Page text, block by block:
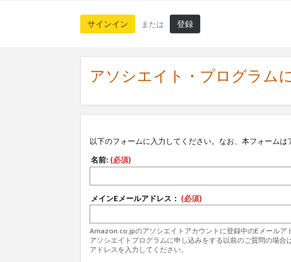
サインイン または 登録
アソシエイト・プログラム
以下のフォームに入力してください。なお、本フォーム
名前: (必須)
メインEメールアドレス： (必須)
Amazon.co.jpのアソシエイトアカウントに登録中のEメールア
アソシエイトプログラムに申し込みをする以前のご質問の場合
アドレスを入力してください。